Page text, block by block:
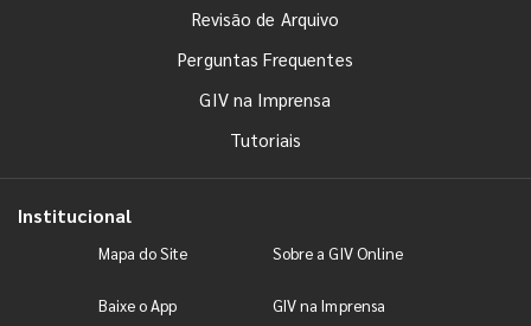
Revisão de Arquivo
Perguntas Frequentes
GIV na Imprensa
Tutoriais
Institucional
Mapa do Site Sobre a GIV Online
Baixe o App GIV na Imprensa